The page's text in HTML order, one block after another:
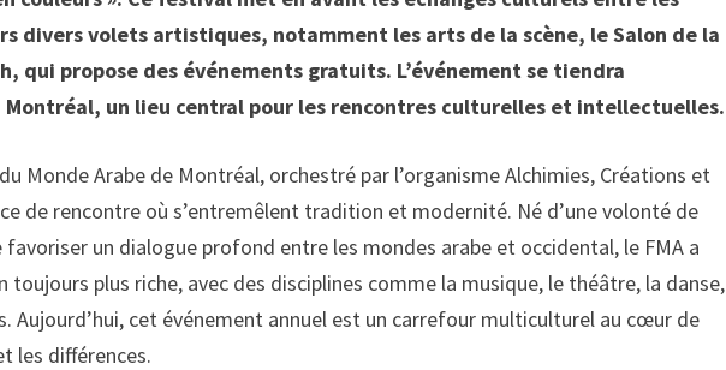
divers volets artistiques, notamment les arts de la scène, le Salon de la
qui propose des événements gratuits. L’événement se tiendra
Montréal, un lieu central pour les rencontres culturelles et intellectuelles.
Monde Arabe de Montréal, orchestré par l’organisme Alchimies, Créations et
de rencontre où s’entremêlent tradition et modernité. Né d’une volonté de
un dialogue profond entre les mondes arabe et occidental, le FMA a
plus riche, avec des disciplines comme la musique, le théâtre, la danse,
Aujourd’hui, cet événement annuel est un carrefour multiculturel au cœur de
les différences.